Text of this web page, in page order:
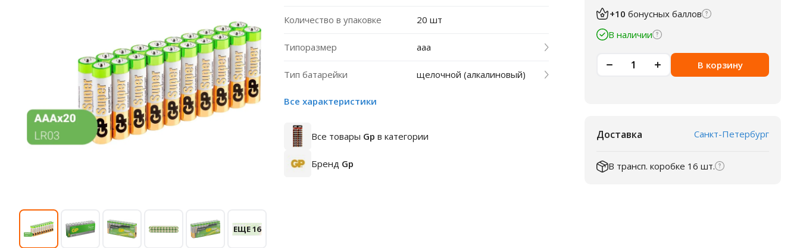
ЕЩЕ 16
Количество в упаковке 20 шт
Типоразмер aaa
Тип батарейки щелочной (алкалиновый)
Все характеристики
Все товары Gp в категории
Бренд Gp
+10 бонусных баллов
В наличии
В корзину
Доставка Санкт-Петербург
В трансп. коробке 16 шт.